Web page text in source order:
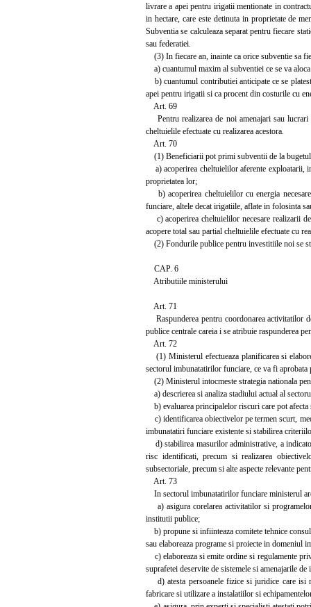
livrare a apei pentru irigatii mentionate in
in hectare, care este detinuta in proprietate de
Subventia se calculeaza separat pentru fiecare
sau federatiei.
(3) In fiecare an, inainte ca orice subventie sa
a) cuantumul maxim al subventiei ce se va
b) cuantumul contributiei anticipate ce se
apei pentru irigatii si ca procent din costurile cu
Art. 69
Pentru realizarea de noi amenajari sau lucrari
cheltuielile efectuate cu realizarea acestora.
Art. 70
(1) Beneficiarii pot primi subventii de la bugetul
a) acoperirea cheltuielilor aferente exploatarii,
proprietatea lor;
b) acoperirea cheltuielilor cu energia
funciare, altele decat irigatiile, aflate in folosinta
c) acoperirea cheltuielilor necesare realizarii
acopere total sau partial cheltuielile efectuate cu
(2) Fondurile publice pentru investitiile noi se
CAP. 6
Atributiile ministerului
Art. 71
Raspunderea pentru coordonarea activitatilor
publice centrale careia i se atribuie raspunderea
Art. 72
(1) Ministerul efectueaza planificarea si
sectorul imbunatatirilor funciare, ce va fi
(2) Ministerul intocmeste strategia nationala
a) descrierea si analiza stadiului actual al
b) evaluarea principalelor riscuri care pot
c) identificarea obiectivelor pe termen scurt,
imbunatatiri funciare existente si stabilirea
d) stabilirea masurilor administrative, a
risc identificati, precum si realizarea
subsectoriale, precum si alte aspecte relevante
Art. 73
In sectorul imbunatatirilor funciare ministerul
a) asigura corelarea activitatilor si
institutii publice;
b) propune si infiinteaza comitete tehnice
sau elaboreaza programe si proiecte in domeniul
c) elaboreaza si emite ordine si regulamente
suprafetei deservite de sistemele si amenajarile
d) atesta persoanele fizice si juridice care isi
fabricare si utilizare a instalatiilor si